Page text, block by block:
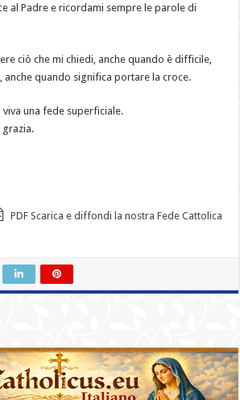
al Padre e ricordami sempre le parole di
ciò che mi chiedi, anche quando è difficile,
anche quando significa portare la croce.
una fede superficiale.
grazia.
PDF Scarica e diffondi la nostra Fede Cattolica